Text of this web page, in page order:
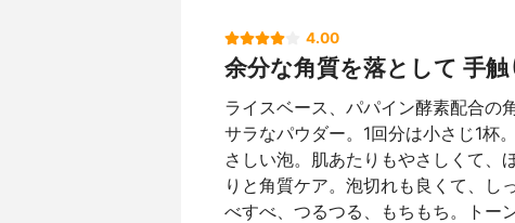
4.00
余分な角質を落として 手
ライスベース、パパイン酵素配合の
サラなパウダー。1回分は小さじ1杯
さしい泡。肌あたりもやさしくて、
りと角質ケア。泡切れも良くて、し
べすべ、つるつる、もちもち。トー